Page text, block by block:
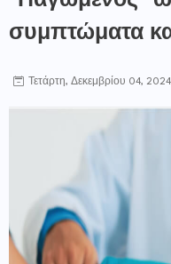
συμπτώματα
Τετάρτη, Δεκεμβρίου 04, 2024